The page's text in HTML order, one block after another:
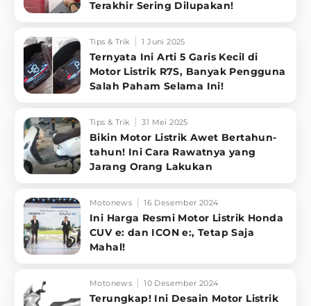
Terakhir Sering Dilupakan!
Tips & Trik 1 Juni 2025
Ternyata Ini Arti 5 Garis Kecil di
Motor Listrik R7S, Banyak Pengguna
Salah Paham Selama Ini!
Tips & Trik 31 Mei 2025
Bikin Motor Listrik Awet Bertahun-
tahun! Ini Cara Rawatnya yang
Jarang Orang Lakukan
Motonews 16 Desember 2024
Ini Harga Resmi Motor Listrik Honda
CUV e: dan ICON e:, Tetap Saja
Mahal!
Motonews 10 Desember 2024
Terungkap! Ini Desain Motor Listrik